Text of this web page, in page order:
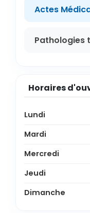
Actes
Pathologies
Horaires
Lundi
Mardi
Mercredi
Jeudi
Dimanche